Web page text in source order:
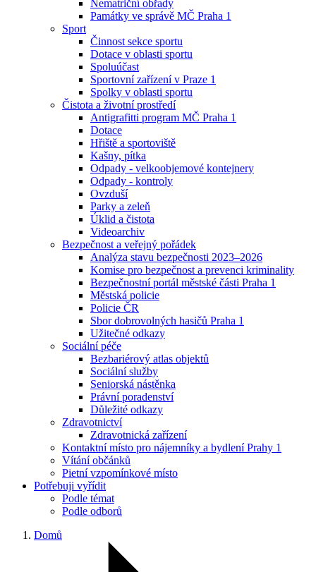
Nematriční obřady
Památky ve správě MČ Praha 1
Sport
Činnost sekce sportu
Dotace v oblasti sportu
Spoluúčast
Sportovní zařízení v Praze 1
Spolky v oblasti sportu
Čistota a životní prostředí
Antigrafitti program MČ Praha 1
Dotace
Hřiště a sportoviště
Kašny, pítka
Odpady - velkoobjemové kontejnery
Odpady - kontroly
Ovzduší
Parky a zeleň
Úklid a čistota
Videoarchiv
Bezpečnost a veřejný pořádek
Analýza stavu bezpečnosti 2023–2026
Komise pro bezpečnost a prevenci kriminality
Bezpečnostní portál městské části Praha 1
Městská policie
Policie ČR
Sbor dobrovolných hasičů Praha 1
Užitečné odkazy
Sociální péče
Bezbariérový atlas objektů
Sociální služby
Seniorská nástěnka
Právní poradenství
Důležité odkazy
Zdravotnictví
Zdravotnická zařízení
Kontaktní místo pro nájemníky a bydlení Prahy 1
Vítání občánků
Pietní vzpomínkové místo
Potřebuji vyřídit
Podle témat
Podle odborů
Domů